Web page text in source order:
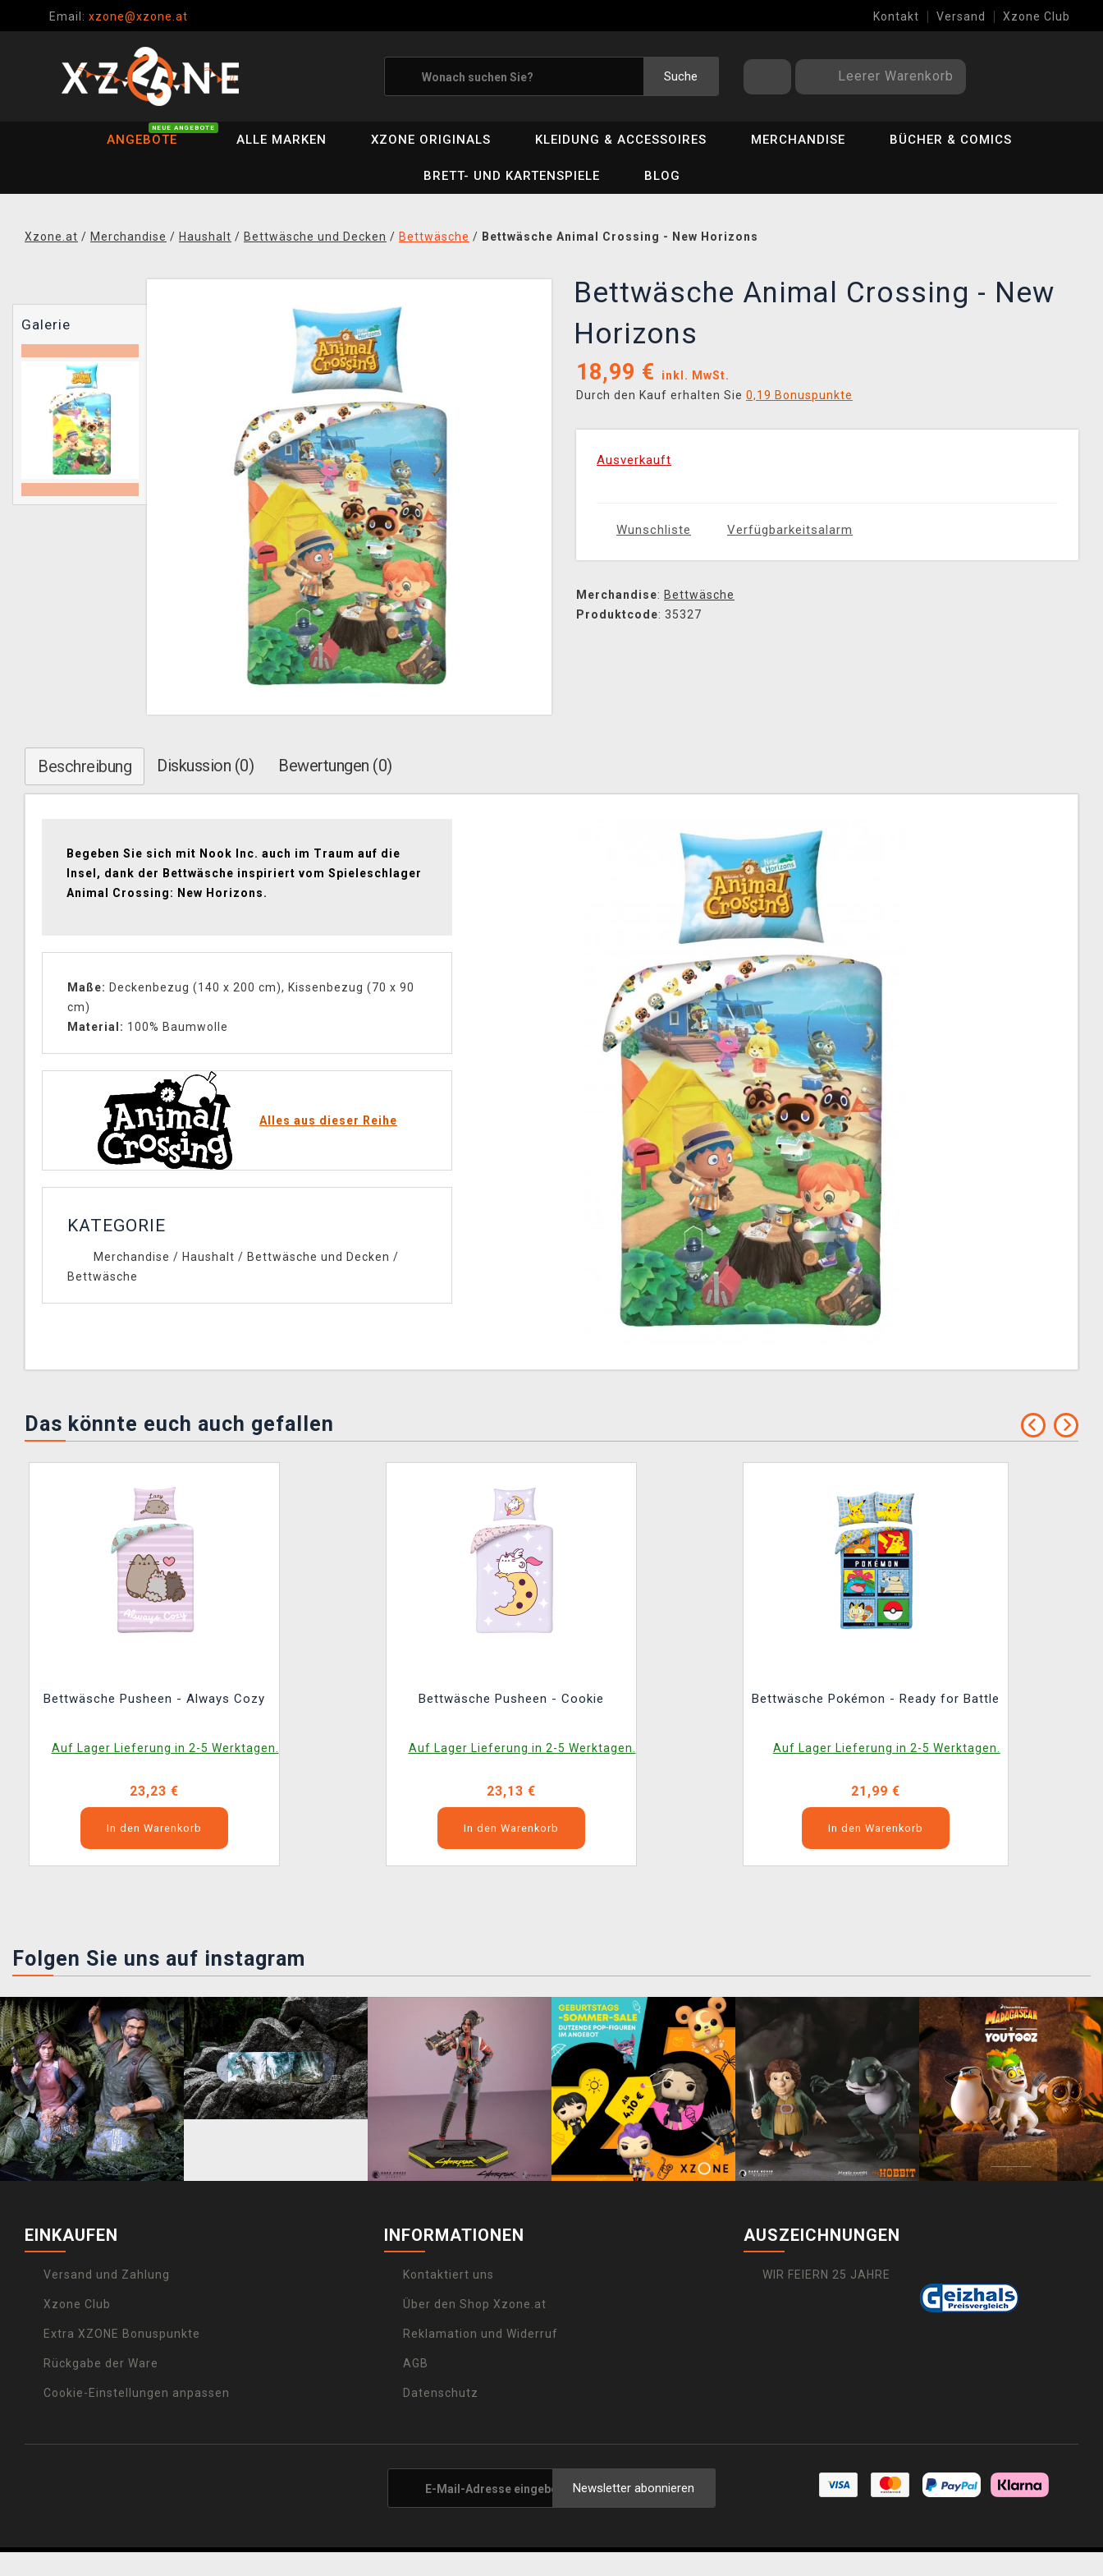
Email: xzone@xzone.at Kontakt Versand Xzone Club
Suche Leerer Warenkorb
ANGEBOTE
NEUE ANGEBOTE
ALLE MARKEN XZONE ORIGINALS KLEIDUNG & ACCESSOIRES MERCHANDISE BÜCHER & COMICS
BRETT- UND KARTENSPIELE BLOG
Xzone.at / Merchandise / Haushalt / Bettwäsche und Decken / Bettwäsche / Bettwäsche Animal Crossing - New Horizons
Galerie
Bettwäsche Animal Crossing - New
Horizons
18,99 €
inkl. MwSt.
Durch den Kauf erhalten Sie 0,19 Bonuspunkte
Ausverkauft
Wunschliste Verfügbarkeitsalarm
Merchandise: Bettwäsche
Produktcode: 35327
Beschreibung Diskussion (0) Bewertungen (0)
Begeben Sie sich mit Nook Inc. auch im Traum auf die
Insel, dank der Bettwäsche inspiriert vom Spieleschlager
Animal Crossing: New Horizons.
Maße: Deckenbezug (140 x 200 cm), Kissenbezug (70 x 90
cm)
Material : 100% Baumwolle
Alles aus dieser Reihe
KATEGORIE
Merchandise / Haushalt / Bettwäsche und Decken /
Bettwäsche
Das könnte euch auch gefallen
Bettwäsche Pusheen - Always Cozy
Auf Lager Lieferung in 2-5 Werktagen.
23,23 €
In den Warenkorb
Bettwäsche Pusheen - Cookie
Auf Lager Lieferung in 2-5 Werktagen.
23,13 €
In den Warenkorb
Bettwäsche Pokémon - Ready for Battle
Auf Lager Lieferung in 2-5 Werktagen.
21,99 €
In den Warenkorb
Folgen Sie uns auf instagram
EINKAUFEN
Versand und Zahlung
Xzone Club
Extra XZONE Bonuspunkte
Rückgabe der Ware
Cookie-Einstellungen anpassen
INFORMATIONEN
Kontaktiert uns
Über den Shop Xzone.at
Reklamation und Widerruf
AGB
Datenschutz
AUSZEICHNUNGEN
WIR FEIERN 25 JAHRE
Newsletter abonnieren